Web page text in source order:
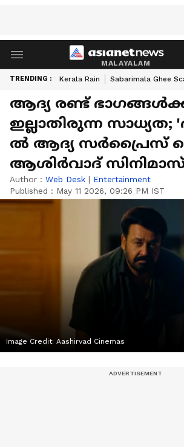
MALAYALAM
TRENDING : Kerala Rain Sabarimala Ghee
ആദ്യ രണ്ട്
ഇല്ലാതിരുന്ന സാധ്യത;
ല്‍ ആദ്യ സര്‍പ്രൈസ്
ആശിര്‍വാദ്
Author : Web Desk | Entertainment
Published : May 11 2026, 09:26 PM IST
Image Credit: Aashirvad Cinemas